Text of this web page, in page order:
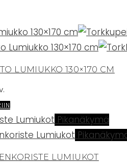
LUMIUKKO 130×170 CM
Pikanäkymä
LUMIUKOT